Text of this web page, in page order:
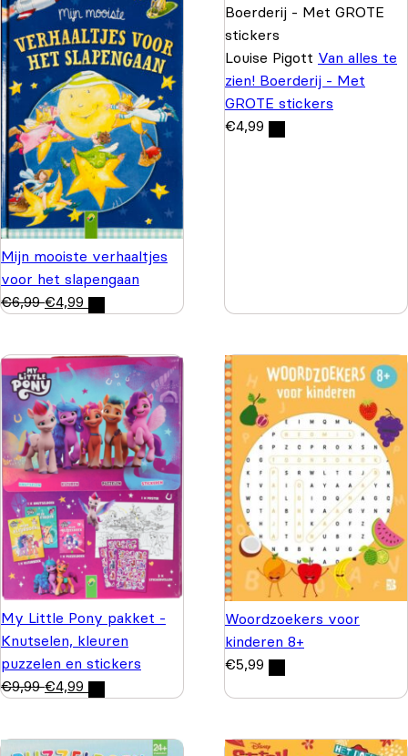
Mijn mooiste verhaaltjes
voor het slapengaan
€6,99 €4,99
Louise Pigott Van alles te
zien! Boerderij - Met
GROTE stickers
€4,99
My Little Pony pakket -
Knutselen, kleuren
puzzelen en stickers
€9,99 €4,99
Woordzoekers voor
kinderen 8+
€5,99